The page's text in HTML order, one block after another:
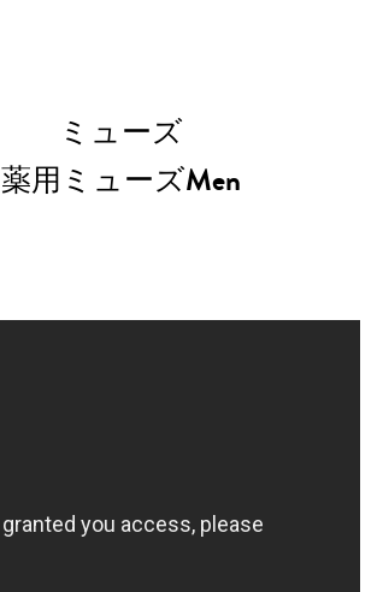
ミューズ
薬用ミューズMen